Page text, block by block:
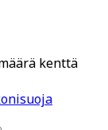
kenttä